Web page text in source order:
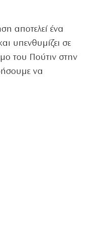
αποτελεί ένα
υπενθυμίζει σε
του Πούτιν στην
να